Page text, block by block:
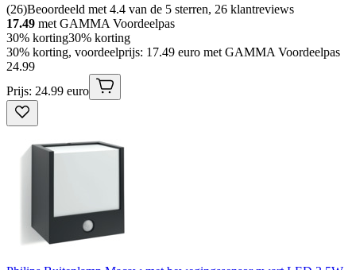
(26)Beoordeeld met 4.4 van de 5 sterren, 26 klantreviews
17.49 met GAMMA Voordeelpas
30% korting30% korting
30% korting, voordeelprijs: 17.49 euro met GAMMA Voordeelpas
24.99
Prijs: 24.99 euro